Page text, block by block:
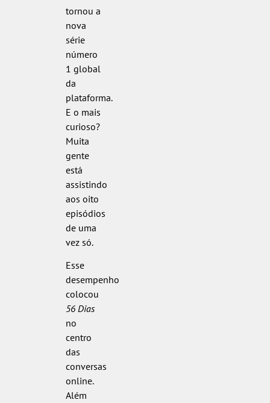
tornou a
nova
série
número
1 global
da
plataforma.
E o mais
curioso?
Muita
gente
está
assistindo
aos oito
episódios
de uma
vez só.
Esse
desempenho
colocou
56 Dias
no
centro
das
conversas
online.
Além